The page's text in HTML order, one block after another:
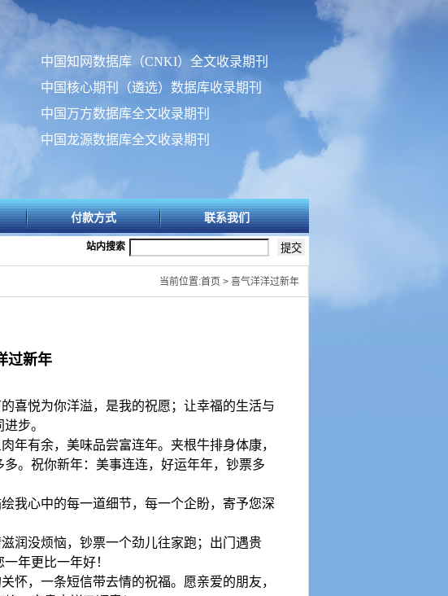
中国知网数据库（CNKI）全文收录期刊
中国核心期刊（遴选）数据库收录期刊
中国万方数据库全文收录期刊
中国龙源数据库全文收录期刊
付款方式 联系我们
站内搜索
当前位置:首页 > 喜气洋洋过新年
过新年
喜悦为你洋溢，是我的祝愿；让幸福的生活与
步。
年有余，美味品尝富连年。夹根牛排身体康，
。祝你新年：美事连连，好运年年，钞票多
我心中的每一道细节，每一个企盼，寄予您深
润没烦恼，钞票一个劲儿往家跑；出门遇贵
年更比一年好！
怀，一条短信带去情的祝福。愿亲爱的朋友，